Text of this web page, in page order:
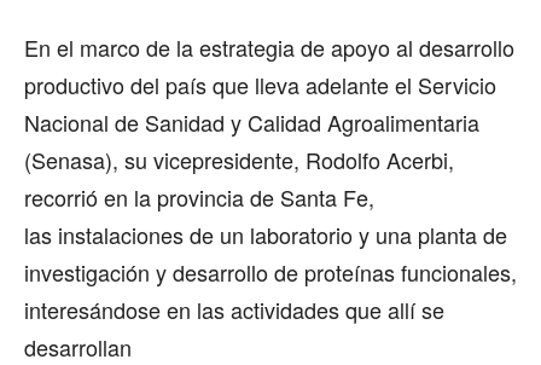
En el marco de la estrategia de apoyo al desarrollo
productivo del país que lleva adelante el Servicio
Nacional de Sanidad y Calidad Agroalimentaria
(Senasa), su vicepresidente, Rodolfo Acerbi,
recorrió en la provincia de Santa Fe,
las instalaciones de un laboratorio y una planta de
investigación y desarrollo de proteínas funcionales,
interesándose en las actividades que allí se
desarrollan